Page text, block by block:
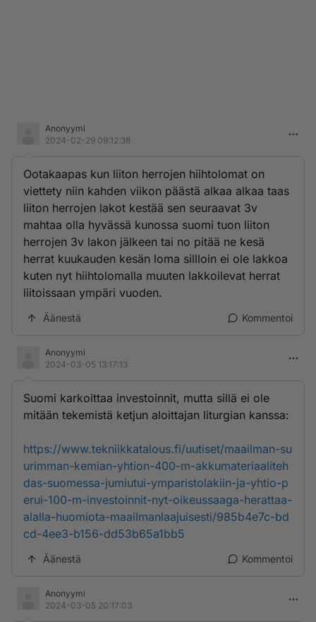
Anonyymi
2024-02-29 09:12:38
Ootakaapas kun liiton herrojen hiihtolomat on
viettety niin kahden viikon päästä alkaa alkaa taas
liiton herrojen lakot kestää sen seuraavat 3v
mahtaa olla hyvässä kunossa suomi tuon liiton
herrojen 3v lakon jälkeen tai no pitää ne kesä
herrat kuukauden kesän loma sillloin ei ole lakkoa
kuten nyt hiihtolomalla muuten lakkoilevat herrat
liitoissaan ympäri vuoden.
Äänestä Kommentoi
Anonyymi
2024-03-05 13:17:13
Suomi karkoittaa investoinnit, mutta sillä ei ole
mitään tekemistä ketjun aloittajan liturgian kanssa:
https://www.tekniikkatalous.fi/uutiset/maailman-su
urimman-kemian-yhtion-400-m-akkumateriaaliteh
das-suomessa-jumiutui-ymparistolakiin-ja-yhtio-p
erui-100-m-investoinnit-nyt-oikeussaaga-herattaa-
alalla-huomiota-maailmanlaajuisesti/985b4e7c-bd
cd-4ee3-b156-dd53b65a1bb5
Äänestä Kommentoi
Anonyymi
2024-03-05 20:17:03